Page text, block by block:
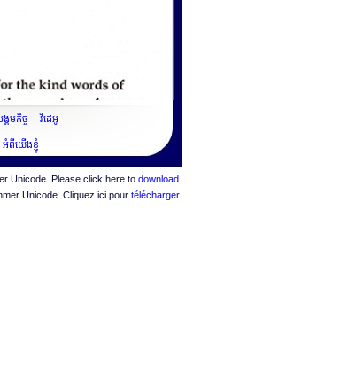
គមកិច្ច វីដេអូ
អំពីយើងខ្ញុំ
Unicode. Please click here to download
Unicode. Cliquez ici pour télécharger.